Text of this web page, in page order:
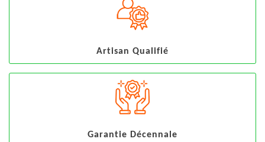
Artisan Qualifié
Garantie Décennale